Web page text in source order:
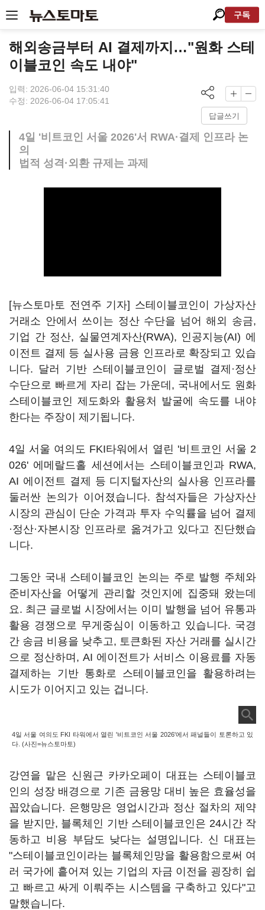
구독
해외송금부터 AI 결제까지…"원화 스테
이블코인 속도 내야"
입력: 2026-06-04 15:31:40
수정: 2026-06-04 17:05:41
답글쓰기
4일 '비트코인 서울 2026'서 RWA·결제 인프라 논
의
법적 성격·외환 규제는 과제
[뉴스토마토 전연주 기자] 스테이블코인이 가상자산
거래소 안에서 쓰이는 정산 수단을 넘어 해외 송금,
기업 간 정산, 실물연계자산(RWA), 인공지능(AI) 에
이전트 결제 등 실사용 금융 인프라로 확장되고 있습
니다. 달러 기반 스테이블코인이 글로벌 결제·정산
수단으로 빠르게 자리 잡는 가운데, 국내에서도 원화
스테이블코인 제도화와 활용처 발굴에 속도를 내야
한다는 주장이 제기됩니다.
4일 서울 여의도 FKI타워에서 열린 '비트코인 서울 2
026' 에메랄드홀 세션에서는 스테이블코인과 RWA,
AI 에이전트 결제 등 디지털자산의 실사용 인프라를
둘러싼 논의가 이어졌습니다. 참석자들은 가상자산
시장의 관심이 단순 가격과 투자 수익률을 넘어 결제
·정산·자본시장 인프라로 옮겨가고 있다고 진단했습
니다.
그동안 국내 스테이블코인 논의는 주로 발행 주체와
준비자산을 어떻게 관리할 것인지에 집중돼 왔는데
요. 최근 글로벌 시장에서는 이미 발행을 넘어 유통과
활용 경쟁으로 무게중심이 이동하고 있습니다. 국경
간 송금 비용을 낮추고, 토큰화된 자산 거래를 실시간
으로 정산하며, AI 에이전트가 서비스 이용료를 자동
결제하는 기반 통화로 스테이블코인을 활용하려는
시도가 이어지고 있는 겁니다.
4일 서울 여의도 FKI 타워에서 열린 '비트코인 서울 2026'에서 패널들이 토론하고 있
다. (사진=뉴스토마토)
강연을 맡은 신원근 카카오페이 대표는 스테이블코
인의 성장 배경으로 기존 금융망 대비 높은 효율성을
꼽았습니다. 은행망은 영업시간과 정산 절차의 제약
을 받지만, 블록체인 기반 스테이블코인은 24시간 작
동하고 비용 부담도 낮다는 설명입니다. 신 대표는
"스테이블코인이라는 블록체인망을 활용함으로써 여
러 국가에 흩어져 있는 기업의 자금 이전을 굉장히 쉽
고 빠르고 싸게 이뤄주는 시스템을 구축하고 있다"고
말했습니다.